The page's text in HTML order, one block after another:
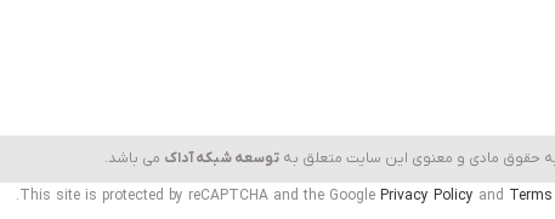
حقوق مادی و معنوی این سایت متعلق به توسعه شبکه آداک می باشد.
This site is protected by reCAPTCHA and the Google Privacy Policy and